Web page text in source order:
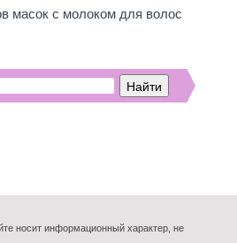
масок с молоком для волос
носит информационный характер, не